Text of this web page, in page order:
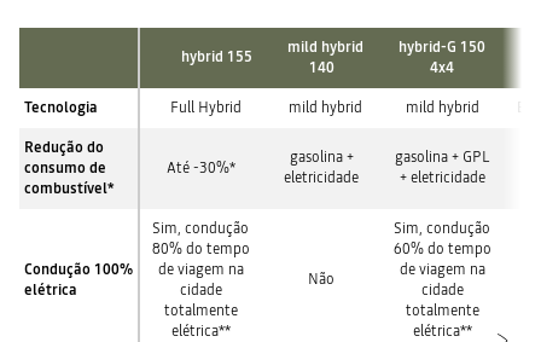
hybrid 155
mild hybrid
140
hybrid-G 150
4x4
Tecnologia Full Hybrid mild hybrid mild hybrid
Redução do
consumo de
combustível*
Até -30%*
gasolina +
eletricidade
gasolina + GPL
+ eletricidade
Condução 100%
elétrica
Sim, condução
80% do tempo
de viagem na
cidade
totalmente
elétrica**
Não
Sim, condução
60% do tempo
de viagem na
cidade
totalmente
elétrica**